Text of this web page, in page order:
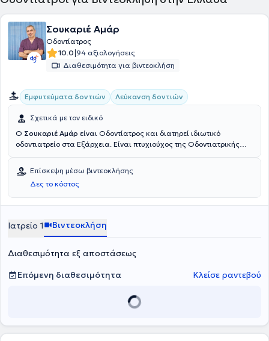
Σουκαριέ Αμάρ
Οδοντίατρος
10.0|94 αξιολογήσεις
Διαθεσιμότητα για βιντεοκλήση
Εμφυτεύματα δοντιών Λεύκανση δοντιών
Σχετικά με τον ειδικό
Ο Σουκαριέ Αμάρ είναι Οδοντίατρος και διατηρεί ιδιωτικό
οδοντιατρείο στα Εξάρχεια. Είναι πτυχιούχος της Οδοντιατρικής
(ΕΚΠΑ) και διαθέτει πολυετή εμπειρία. Στο οδοντιατρείο του
παρέχονται οδοντιατρικές υπηρεσίες υψηλής ποιότητας σε ένα
σύγχρονο και ευχάριστο περιβάλλον.
Επίσκεψη μέσω βιντεοκλήσης
Δες το κόστος
Ιατρείο 1 Βιντεοκλήση
Διαθεσιμότητα εξ αποστάσεως
Επόμενη διαθεσιμότητα
Κλείσε ραντεβού